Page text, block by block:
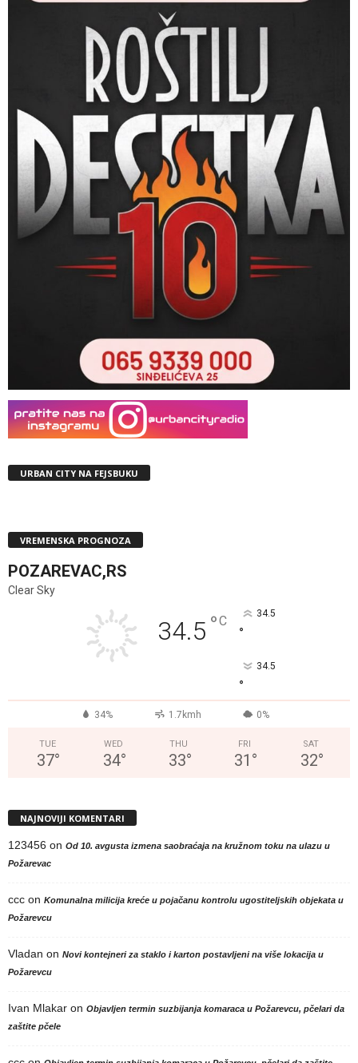
URBAN CITY NA FEJSBUKU
VREMENSKA PROGNOZA
POZAREVAC,RS
Clear Sky
34.5 °C 34.5
°
34.5
°
34% 1.7kmh 0%
TUE
37°
WED
34°
THU
33°
FRI
31 °
SAT
32°
NAJNOVIJI KOMENTARI
123456 on Od 10. avgusta izmena saobraćaja na kružnom toku na ulazu u
Požarevac
ccc on Komunalna milicija kreće u pojačanu kontrolu ugostiteljskih objekata u
Požarevcu
Vladan on Novi kontejneri za staklo i karton postavljeni na više lokacija u
Požarevcu
Ivan Mlakar on Objavljen termin suzbijanja komaraca u Požarevcu, pčelari da
zaštite pčele